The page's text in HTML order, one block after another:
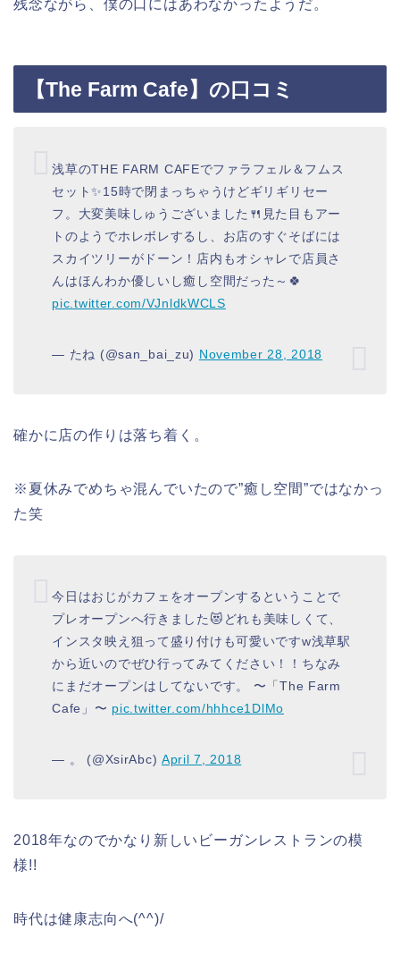
残念ながら、僕の口にはあわなかったようだ。
【The Farm Cafe】の口コミ
浅草のTHE FARM CAFEでファラフェル＆フムス
セット✨15時で閉まっちゃうけどギリギリセー
フ。大変美味しゅうございました🍴見た目もアー
トのようでホレボレするし、お店のすぐそばには
スカイツリーがドーン！店内もオシャレで店員さ
んはほんわか優しいし癒し空間だった～🍀
pic.twitter.com/VJnldkWCLS
— たね (@san_bai_zu) November 28, 2018
確かに店の作りは落ち着く。
※夏休みでめちゃ混んでいたので”癒し空間”ではなかっ
た笑
今日はおじがカフェをオープンするということで
プレオープンへ行きました😻どれも美味しくて、
インスタ映え狙って盛り付けも可愛いですw浅草駅
から近いのでぜひ行ってみてください！！ちなみ
にまだオープンはしてないです。 〜「The Farm
Cafe」〜 pic.twitter.com/hhhce1DlMo
— 。 (@XsirAbc) April 7, 2018
2018年なのでかなり新しいビーガンレストランの模
様!!
時代は健康志向へ(^^)/